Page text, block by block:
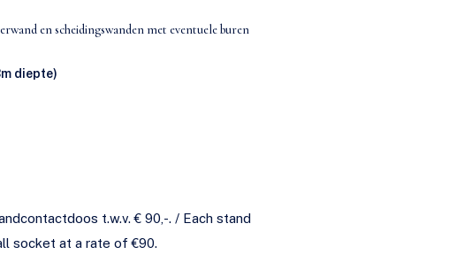
en scheidingswanden met eventuele buren
diepte)
t.w.v. € 90,-. / Each stand
socket at a rate of €90.